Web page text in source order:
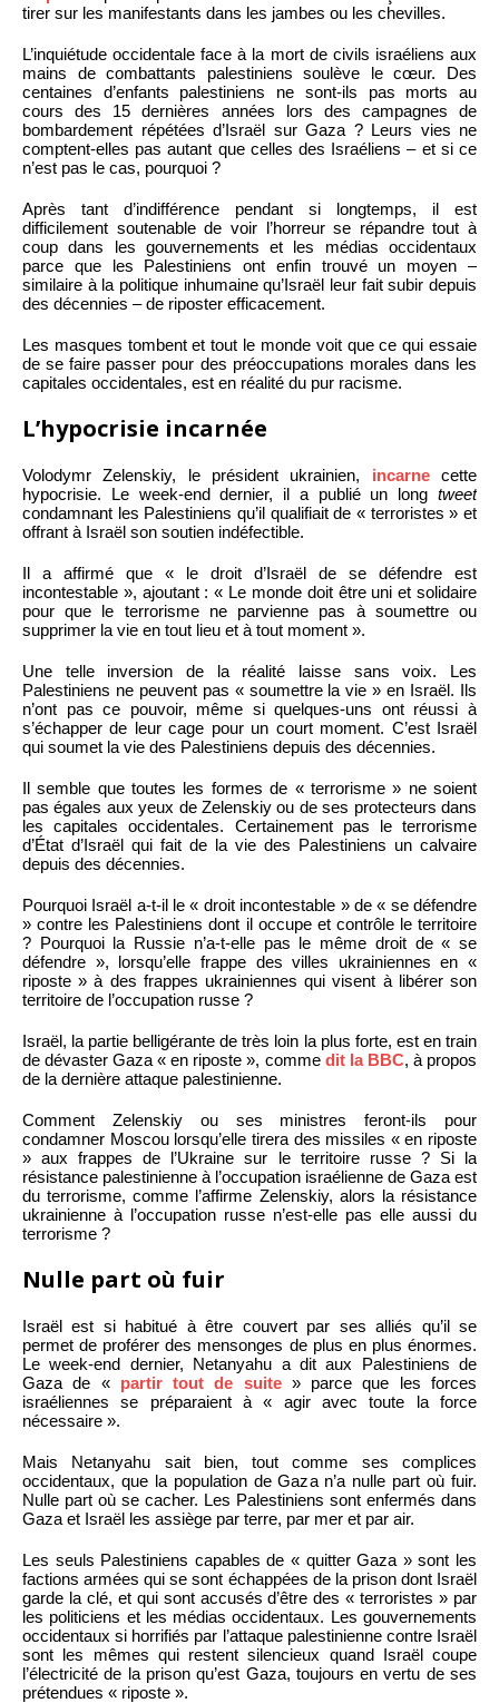
tirer sur les manifestants dans les jambes ou les chevilles.
L’inquiétude occidentale face à la mort de civils israéliens aux
mains de combattants palestiniens soulève le cœur. Des
centaines d’enfants palestiniens ne sont-ils pas morts au
cours des 15 dernières années lors des campagnes de
bombardement répétées d’Israël sur Gaza ? Leurs vies ne
comptent-elles pas autant que celles des Israéliens – et si ce
n’est pas le cas, pourquoi ?
Après tant d’indifférence pendant si longtemps, il est
difficilement soutenable de voir l’horreur se répandre tout à
coup dans les gouvernements et les médias occidentaux
parce que les Palestiniens ont enfin trouvé un moyen –
similaire à la politique inhumaine qu’Israël leur fait subir depuis
des décennies – de riposter efficacement.
Les masques tombent et tout le monde voit que ce qui essaie
de se faire passer pour des préoccupations morales dans les
capitales occidentales, est en réalité du pur racisme.
L’hypocrisie incarnée
Volodymr Zelenskiy, le président ukrainien, incarnecette
hypocrisie. Le week-end dernier, il a publié un long tweet
condamnant les Palestiniens qu’il qualifiait de « terroristes » et
offrant à Israël son soutien indéfectible.
Il a affirmé que « le droit d’Israël de se défendre est
incontestable », ajoutant : « Le monde doit être uni et solidaire
pour que le terrorisme ne parvienne pas à soumettre ou
supprimer la vie en tout lieu et à tout moment ».
Une telle inversion de la réalité laisse sans voix. Les
Palestiniens ne peuvent pas « soumettre la vie » en Israël. Ils
n’ont pas ce pouvoir, même si quelques-uns ont réussi à
s’échapper de leur cage pour un court moment. C’est Israël
qui soumet la vie des Palestiniens depuis des décennies.
Il semble que toutes les formes de « terrorisme » ne soient
pas égales aux yeux de Zelenskiy ou de ses protecteurs dans
les capitales occidentales. Certainement pas le terrorisme
d’État d’Israël qui fait de la vie des Palestiniens un calvaire
depuis des décennies.
Pourquoi Israël a-t-il le « droit incontestable » de « se défendre
» contre les Palestiniens dont il occupe et contrôle le territoire
? Pourquoi la Russie n’a-t-elle pas le même droit de « se
défendre », lorsqu’elle frappe des villes ukrainiennes en «
riposte » à des frappes ukrainiennes qui visent à libérer son
territoire de l’occupation russe ?
Israël, la partie belligérante de très loin la plus forte, est en train
de dévaster Gaza « en riposte », comme dit la BBC, à propos
de la dernière attaque palestinienne.
Comment Zelenskiy ou ses ministres feront-ils pour
condamner Moscou lorsqu’elle tirera des missiles « en riposte
» aux frappes de l’Ukraine sur le territoire russe ? Si la
résistance palestinienne à l’occupation israélienne de Gaza est
du terrorisme, comme l’affirme Zelenskiy, alors la résistance
ukrainienne à l’occupation russe n’est-elle pas elle aussi du
terrorisme ?
Nulle part où fuir
Israël est si habitué à être couvert par ses alliés qu’il se
permet de proférer des mensonges de plus en plus énormes.
Le week-end dernier, Netanyahu a dit aux Palestiniens de
Gaza de « partir tout de suite» parce que les forces
israéliennes se préparaient à « agir avec toute la force
nécessaire ».
Mais Netanyahu sait bien, tout comme ses complices
occidentaux, que la population de Gaza n’a nulle part où fuir.
Nulle part où se cacher. Les Palestiniens sont enfermés dans
Gaza et Israël les assiège par terre, par mer et par air.
Les seuls Palestiniens capables de « quitter Gaza » sont les
factions armées qui se sont échappées de la prison dont Israël
garde la clé, et qui sont accusés d’être des « terroristes » par
les politiciens et les médias occidentaux. Les gouvernements
occidentaux si horrifiés par l’attaque palestinienne contre Israël
sont les mêmes qui restent silencieux quand Israël coupe
l’électricité de la prison qu’est Gaza, toujours en vertu de ses
prétendues « riposte ».